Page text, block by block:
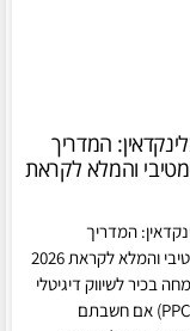
המדריך
והמלא לקראת
המדריך
בכיר לשיווק דיגיטלי
(PPC & SEO) אם חשבתם